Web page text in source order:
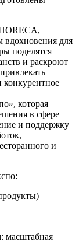
вдохновения для
поделятся
и раскроют
конкурентное
которая
в сфере
и поддержку
и
масштабная